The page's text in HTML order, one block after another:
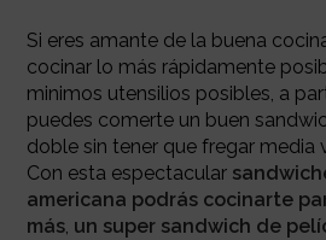
Si eres amante de la buena
cocinar lo más rápidamente
minimos utensilios posibles, a
puedes comerte un buen
doble sin tener que fregar media
Con esta espectacular
americana podrás cocinarte
más, un super sandwich de